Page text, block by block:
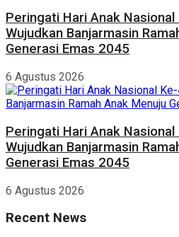
Peringati Hari Anak Nasional
Wujudkan Banjarmasin
Generasi Emas 2045
6 Agustus 2026
Peringati Hari Anak Nasional
Wujudkan Banjarmasin
Generasi Emas 2045
6 Agustus 2026
Recent News